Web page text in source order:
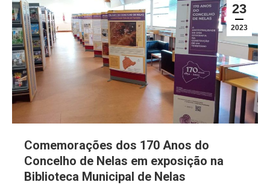
23
2023
Comemorações dos 170 Anos do
Concelho de Nelas em exposição na
Biblioteca Municipal de Nelas